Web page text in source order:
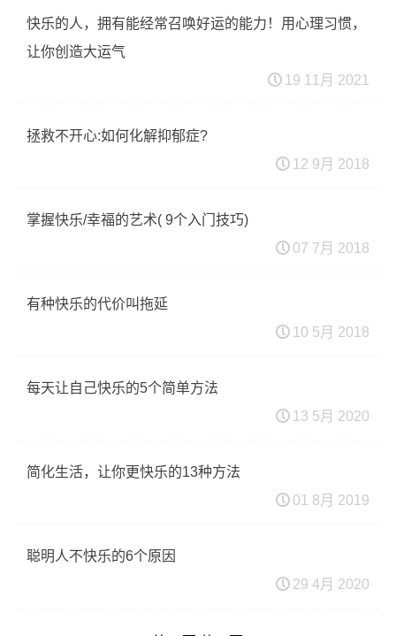
快乐的人，拥有能经常召唤好运的能力！用心理习惯，
让你创造大运气
19 11月 2021
拯救不开心:如何化解抑郁症?
12 9月 2018
掌握快乐/幸福的艺术( 9个入门技巧)
07 7月 2018
有种快乐的代价叫拖延
10 5月 2018
每天让自己快乐的5个简单方法
13 5月 2020
简化生活，让你更快乐的13种方法
01 8月 2019
聪明人不快乐的6个原因
29 4月 2020